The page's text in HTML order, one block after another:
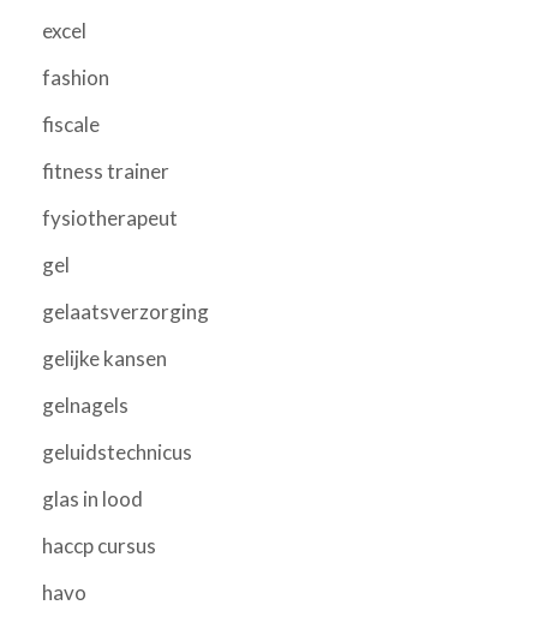
excel
fashion
fiscale
fitness trainer
fysiotherapeut
gel
gelaatsverzorging
gelijke kansen
gelnagels
geluidstechnicus
glas in lood
haccp cursus
havo